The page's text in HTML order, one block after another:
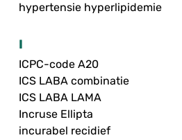
hypertensie hyperlipidemie
I
ICPC-code A20
ICS LABA combinatie
ICS LABA LAMA
Incruse Ellipta
incurabel recidief